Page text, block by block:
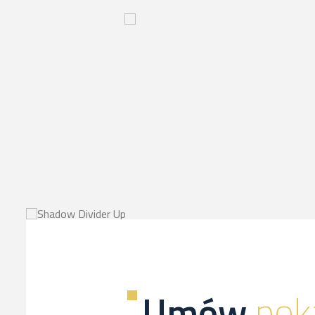
dowiesz